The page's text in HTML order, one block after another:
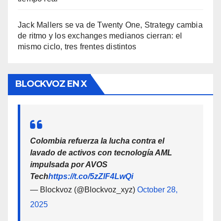
Jack Mallers se va de Twenty One, Strategy cambia
de ritmo y los exchanges medianos cierran: el
mismo ciclo, tres frentes distintos
BLOCKVOZ EN X
Colombia refuerza la lucha contra el
lavado de activos con tecnología AML
impulsada por AVOS
Techhttps://t.co/5zZlF4LwQi
— Blockvoz (@Blockvoz_xyz) October 28,
2025